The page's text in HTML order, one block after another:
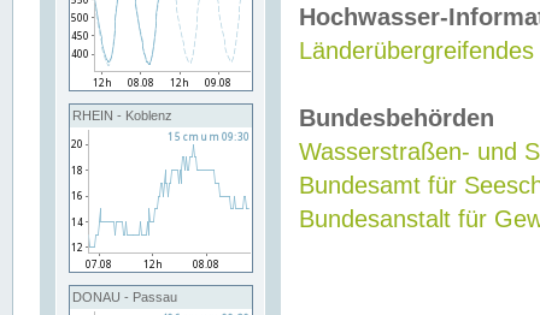
RHEIN - Koblenz
DONAU - Passau
Hochwasser-
Bundesbehörden
Wasserstraßen- und
Bundesamt für
Bundesanstalt für